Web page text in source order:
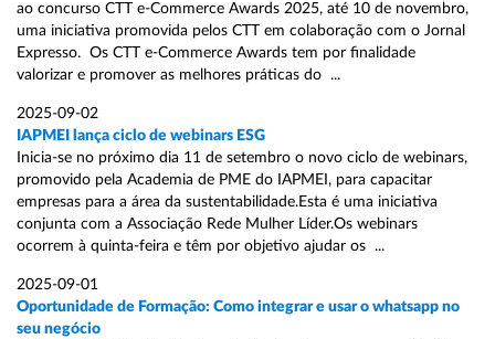
ao concurso CTT e-Commerce Awards 2025, até 10 de novembro,
uma iniciativa promovida pelos CTT em colaboração com o Jornal
Expresso. Os CTT e-Commerce Awards tem por finalidade
valorizar e promover as melhores práticas do ...
2025-09-02
IAPMEI lança ciclo de webinars ESG
Inicia-se no próximo dia 11 de setembro o novo ciclo de webinars,
promovido pela Academia de PME do IAPMEI, para capacitar
empresas para a área da sustentabilidade.Esta é uma iniciativa
conjunta com a Associação Rede Mulher Líder.Os webinars
ocorrem à quinta-feira e têm por objetivo ajudar os ...
2025-09-01
Oportunidade de Formação: Como integrar e usar o whatsapp no
seu negócio